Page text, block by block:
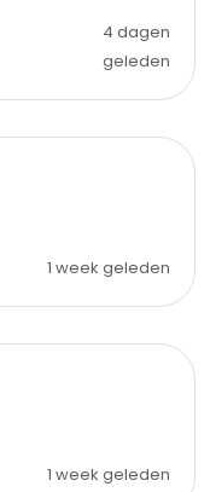
4 dagen
geleden
1 week geleden
1 week geleden